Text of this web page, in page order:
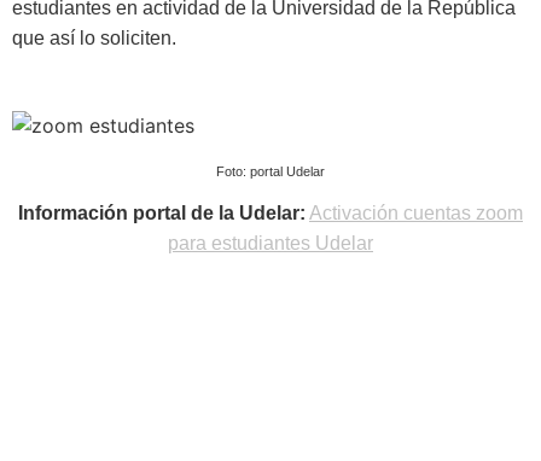
estudiantes en actividad de la Universidad de la República
que así lo soliciten.
Foto: portal Udelar
Información portal de la Udelar: Activación cuentas zoom
para estudiantes Udelar